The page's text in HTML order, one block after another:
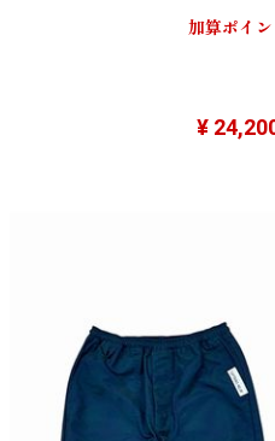
加算ポイン
¥